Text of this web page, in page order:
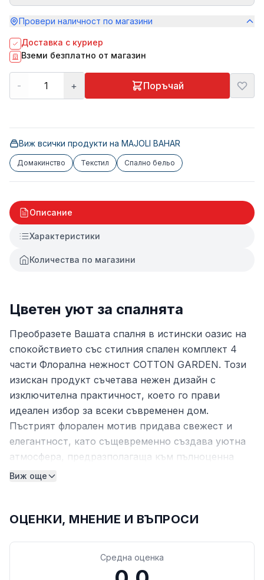
Провери наличност по магазини
Доставка с куриер
Вземи безплатно от магазин
- + Поръчай
Виж всички продукти на MAJOLI BAHAR
Домакинство Текстил Спално бельо
Описание
Характеристики
Количества по магазини
Цветен уют за спалнята
Преобразете Вашата спалня в истински оазис на
спокойствието със стилния спален комплект 4
части Флорална нежност COTTON GARDEN. Този
изискан продукт съчетава нежен дизайн с
изключителна практичност, което го прави
идеален избор за всеки съвременен дом.
Пъстрият флорален мотив придава свежест и
елегантност, като същевременно създава уютна
атмосфера, предразполагаща към пълноценна
почивка и релаксация.
Изработката на комплекта залага на прецизен
едновременно нежна на допир и изключително
Виж още
ОЦЕНКИ, МНЕНИЕ И ВЪПРОСИ
Средна оценка